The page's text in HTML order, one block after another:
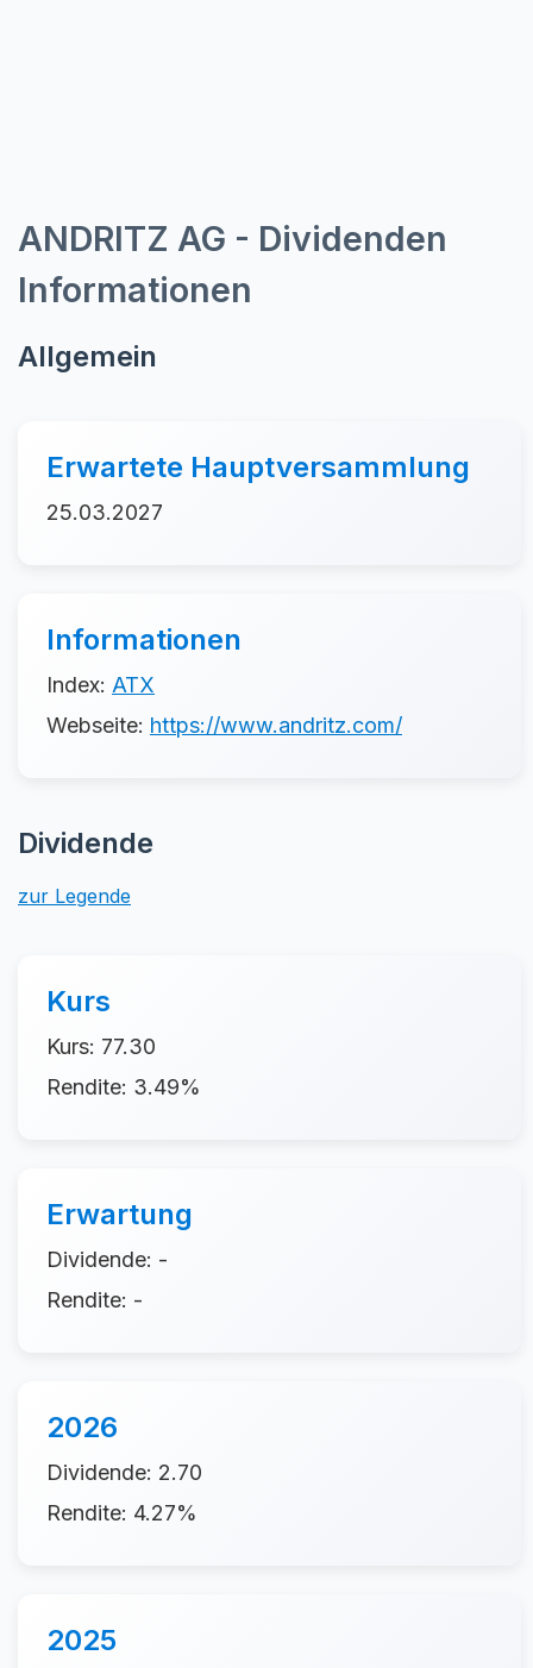
ANDRITZ AG - Dividenden
Informationen
Allgemein
Erwartete Hauptversammlung
25.03.2027
Informationen
Index: ATX
Webseite: https://www.andritz.com/
Dividende
zur Legende
Kurs
Kurs: 77.30
Rendite: 3.49%
Erwartung
Dividende: -
Rendite: -
2026
Dividende: 2.70
Rendite: 4.27%
2025